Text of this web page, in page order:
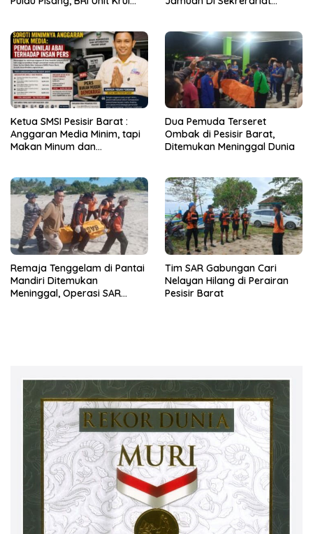
Ketua SMSI Pesisir Barat :
Anggaran Media Minim, tapi
Makan Minum dan
Dua Pemuda Terseret
Ombak di Pesisir Barat,
Ditemukan Meninggal Dunia
Remaja Tenggelam di Pantai
Mandiri Ditemukan
Meninggal, Operasi SAR
Tim SAR Gabungan Cari
Nelayan Hilang di Perairan
Pesisir Barat